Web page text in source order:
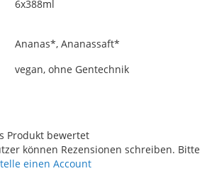
6x388ml
Ananas*, Ananassaft*
vegan, ohne Gentechnik
Produkt bewertet
können Rezensionen schreiben. Bitte
einen Account